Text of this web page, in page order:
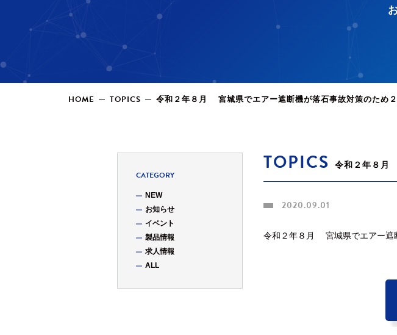
HOME TOPICS 令和２年８月 宮城県でエアー遮断機が落石事故対策のため２
TOPICS 令和２年８月
2020.09.01
令和２年８月 宮城県でエアー遮
CATEGORY
NEW
お知らせ
イベント
製品情報
求人情報
ALL